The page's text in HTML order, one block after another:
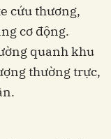
cứu thương,
cơ động.
quanh khu
thường trực,